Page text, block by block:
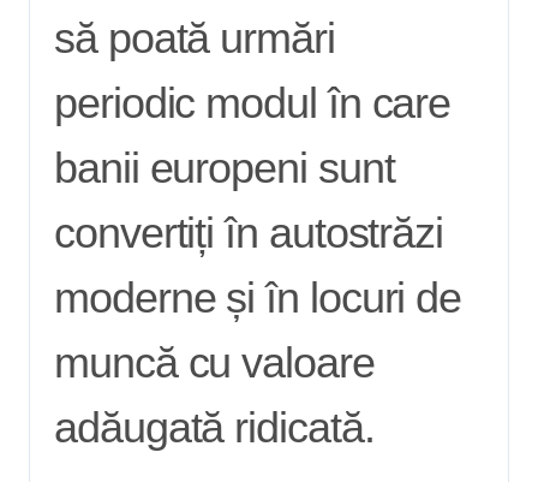
să poată urmări
periodic modul în care
banii europeni sunt
convertiți în autostrăzi
moderne și în locuri de
muncă cu valoare
adăugată ridicată.